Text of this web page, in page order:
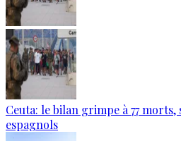
Ceuta: le bilan grimpe à 77 morts,
espagnols